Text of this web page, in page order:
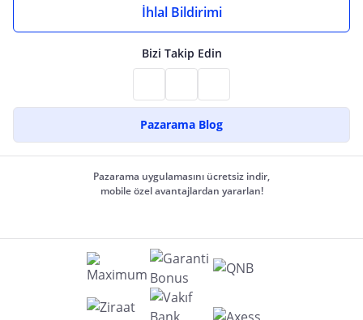
İhlal Bildirimi
Bizi Takip Edin
Pazarama Blog
Pazarama uygulamasını ücretsiz indir,
mobile özel avantajlardan yararlan!